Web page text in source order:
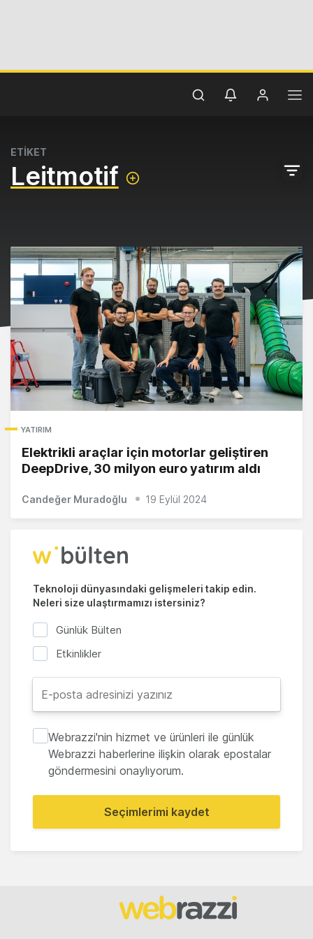
ETİKET
Leitmotif
YATIRIM
Elektrikli araçlar için motorlar geliştiren
DeepDrive, 30 milyon euro yatırım aldı
Candeğer Muradoğlu 19 Eylül 2024
Teknoloji dünyasındaki gelişmeleri takip edin.
Neleri size ulaştırmamızı istersiniz?
Günlük Bülten
Etkinlikler
Webrazzi'nin hizmet ve ürünleri ile günlük
Webrazzi haberlerine ilişkin olarak epostalar
göndermesini onaylıyorum.
Seçimlerimi kaydet